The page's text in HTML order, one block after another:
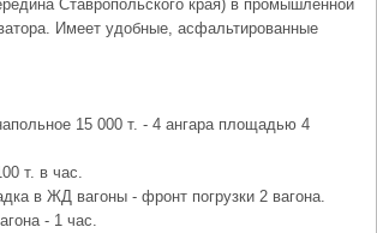
Ставропольского края) в промышленной
Имеет удобные, асфальтированные
15 000 т. - 4 ангара площадью 4
т. в час.
в ЖД вагоны - фронт погрузки 2 вагона.
- 1 час.